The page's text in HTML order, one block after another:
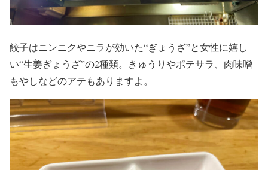
餃子はニンニクやニラが効いた“ぎょうざ”と女性に嬉し
い“生姜ぎょうざ”の2種類。きゅうりやポテサラ、肉味噌
もやしなどのアテもありますよ。